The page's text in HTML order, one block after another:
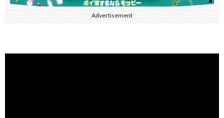
Advertisement